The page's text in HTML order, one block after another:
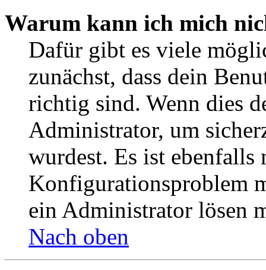
Warum kann ich mich
Dafür gibt es viele
zunächst, dass dein
richtig sind. Wenn dies
Administrator, um
wurdest. Es ist ebenfalls
Konfigurationsproblem
ein Administrator lösen
Nach oben